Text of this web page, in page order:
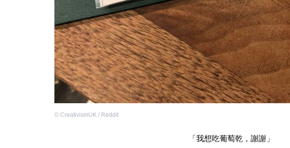
© CreativismUK / Reddit
「我想吃葡萄乾，謝謝」